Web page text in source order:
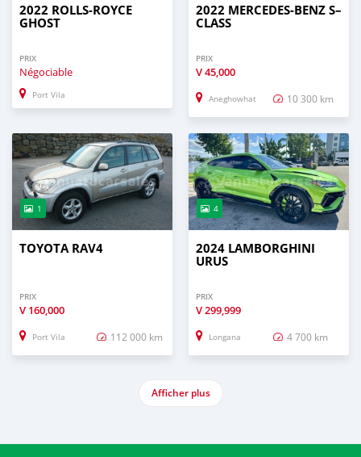
2022 ROLLS-ROYCE
GHOST
PRIX
Négociable
Port Vila
2022 MERCEDES-BENZ S–
CLASS
PRIX
V45,000
Aneghowhat 10 300 km
1
TOYOTA RAV4
PRIX
V 160,000
Port Vila 112 000 km
4
2024 LAMBORGHINI
URUS
PRIX
V299,999
Longana 4 700 km
Afficher plus